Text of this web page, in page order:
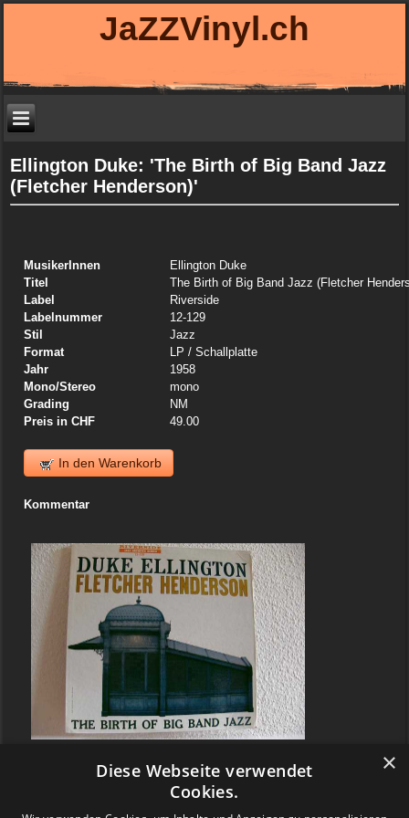
JaZZVinyl.ch
Ellington Duke: 'The Birth of Big Band Jazz
(Fletcher Henderson)'
MusikerInnen
Ellington Duke
Titel
The Birth of Big Band Jazz (Fletcher
Label
Riverside
Labelnummer
12-129
Stil
Jazz
Format
LP / Schallplatte
Jahr
1958
Mono/Stereo
mono
Grading
NM
Preis in CHF
49.00
In den Warenkorb
Kommentar
×
Diese Webseite verwendet
Cookies.